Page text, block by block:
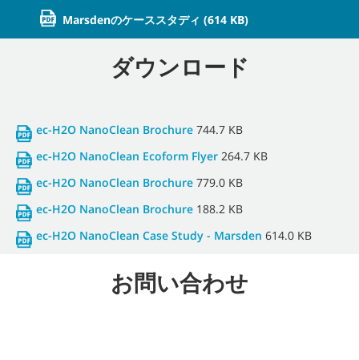
Marsdenのケーススタディ (614 KB)
ダウンロード
ec-H2O NanoClean Brochure 744.7 KB
ec-H2O NanoClean Ecoform Flyer 264.7 KB
ec-H2O NanoClean Brochure 779.0 KB
ec-H2O NanoClean Brochure 188.2 KB
ec-H2O NanoClean Case Study - Marsden 614.0 KB
お問い合わせ